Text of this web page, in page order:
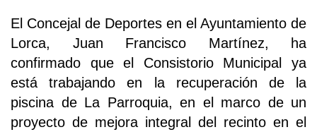
El Concejal de Deportes en el Ayuntamiento de
Lorca, Juan Francisco Martínez, ha
confirmado que el Consistorio Municipal ya
está trabajando en la recuperación de la
piscina de La Parroquia, en el marco de un
proyecto de mejora integral del recinto en el